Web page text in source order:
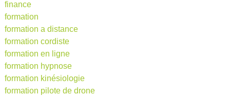
finance
formation
formation a distance
formation cordiste
formation en ligne
formation hypnose
formation kinésiologie
formation pilote de drone